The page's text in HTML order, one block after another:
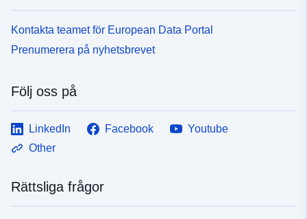
Kontakta teamet för European Data Portal
Prenumerera på nyhetsbrevet
Följ oss på
LinkedIn Facebook
Youtube
Other
Rättsliga frågor